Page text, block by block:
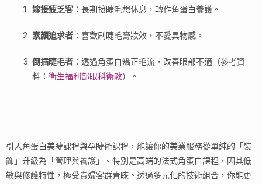
嫁接疲乏客 ：長期接睫毛想休息，轉作角蛋白養護。
素顏追求者 ：喜歡刷睫毛膏妝效，不愛異物感。
倒插睫毛者 ：透過角蛋白矯正毛流，改善眼部不適（參考資
料： 衛生福利部眼科衛教）。
引入角蛋白美睫課程與孕睫術課程，能讓你的美業服務從單純的「裝
飾」升級為「管理與養護」。特別是高端的法式角蛋白課程，因其低
敏與修護特性，極受貴婦客群青睞。透過多元化的技術組合，你能更